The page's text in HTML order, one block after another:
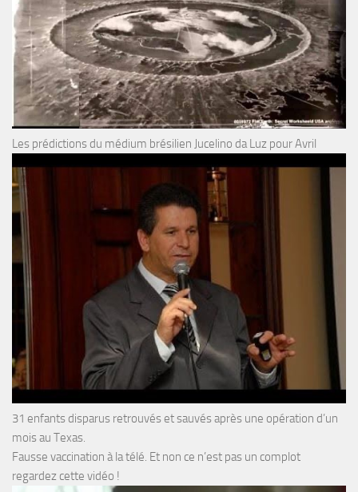
Les prédictions du médium brésilien Jucelino da Luz pour Avril
31 enfants disparus retrouvés et sauvés après une opération d’un
mois au Texas.
Fausse vaccination à la télé. Et non ce n’est pas un complot
regardez cette vidéo !